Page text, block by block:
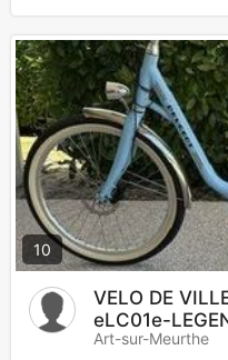
10
VELO DE
eLC01e-
Art-sur-Meurthe